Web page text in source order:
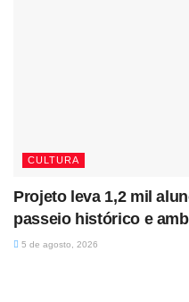
CULTURA
Projeto leva 1,2 mil
passeio histórico e
5 de agosto, 2026